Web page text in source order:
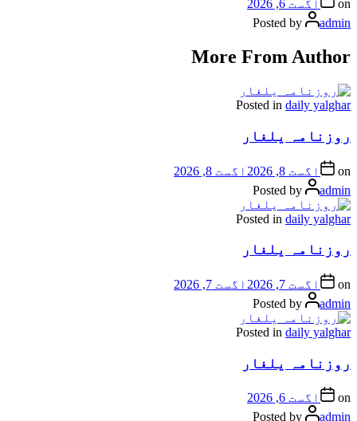
on
اگست 6, 2026
Posted by
admin
More From Author
Posted in daily yalghar
روزنامہ یلغار
on اگست 8, 2026
اگست 8, 2026
Posted by
admin
Posted in daily yalghar
روزنامہ یلغار
on اگست 7, 2026
اگست 7, 2026
Posted by
admin
Posted in daily yalghar
روزنامہ یلغار
on
اگست 6, 2026
Posted by
admin